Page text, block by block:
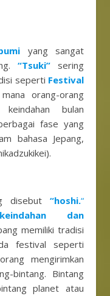
yang sangat
“Tsuki” sering
seperti Festival
orang-orang
bulan
fase yang
bahasa Jepang,
disebut
“hoshi.“
keindahan dan
memiliki tradisi
festival seperti
mengirimkan
bintang. Bintang
planet atau